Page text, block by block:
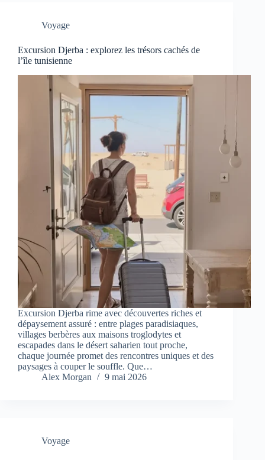
Voyage
Excursion Djerba : explorez les trésors cachés de
l’île tunisienne
Excursion Djerba rime avec découvertes riches et
dépaysement assuré : entre plages paradisiaques,
villages berbères aux maisons troglodytes et
escapades dans le désert saharien tout proche,
chaque journée promet des rencontres uniques et des
paysages à couper le souffle. Que…
Alex Morgan
9 mai 2026
Voyage